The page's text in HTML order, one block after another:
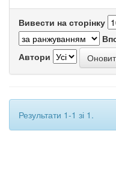
Вивести на сторінку
Автори
Результати 1-1 зі 1.